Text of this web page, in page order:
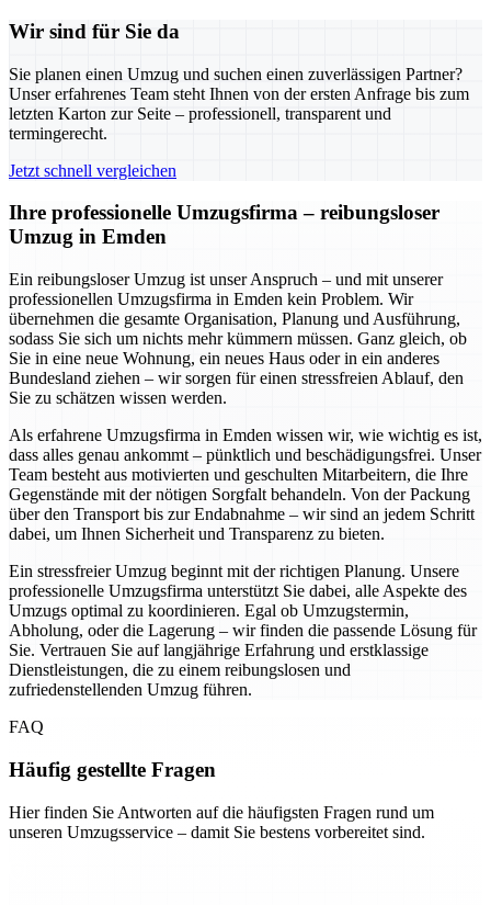
Wir sind für Sie da
Sie planen einen Umzug und suchen einen zuverlässigen Partner?
Unser erfahrenes Team steht Ihnen von der ersten Anfrage bis zum
letzten Karton zur Seite – professionell, transparent und
termingerecht.
Jetzt schnell vergleichen
Ihre professionelle Umzugsfirma – reibungsloser
Umzug in Emden
Ein reibungsloser Umzug ist unser Anspruch – und mit unserer
professionellen Umzugsfirma in Emden kein Problem. Wir
übernehmen die gesamte Organisation, Planung und Ausführung,
sodass Sie sich um nichts mehr kümmern müssen. Ganz gleich, ob
Sie in eine neue Wohnung, ein neues Haus oder in ein anderes
Bundesland ziehen – wir sorgen für einen stressfreien Ablauf, den
Sie zu schätzen wissen werden.
Als erfahrene Umzugsfirma in Emden wissen wir, wie wichtig es ist,
dass alles genau ankommt – pünktlich und beschädigungsfrei. Unser
Team besteht aus motivierten und geschulten Mitarbeitern, die Ihre
Gegenstände mit der nötigen Sorgfalt behandeln. Von der Packung
über den Transport bis zur Endabnahme – wir sind an jedem Schritt
dabei, um Ihnen Sicherheit und Transparenz zu bieten.
Ein stressfreier Umzug beginnt mit der richtigen Planung. Unsere
professionelle Umzugsfirma unterstützt Sie dabei, alle Aspekte des
Umzugs optimal zu koordinieren. Egal ob Umzugstermin,
Abholung, oder die Lagerung – wir finden die passende Lösung für
Sie. Vertrauen Sie auf langjährige Erfahrung und erstklassige
Dienstleistungen, die zu einem reibungslosen und
zufriedenstellenden Umzug führen.
FAQ
Häufig gestellte Fragen
Hier finden Sie Antworten auf die häufigsten Fragen rund um
unseren Umzugsservice – damit Sie bestens vorbereitet sind.